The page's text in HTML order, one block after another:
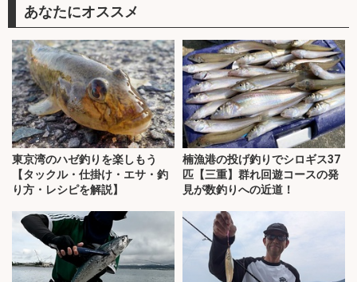
あなたにオススメ
東京湾のハゼ釣りを楽しもう
【タックル・仕掛け・エサ・釣
り方・レシピを解説】
楠漁港の投げ釣りでシロギス37
匹【三重】群れ回遊コースの発
見が数釣りへの近道！